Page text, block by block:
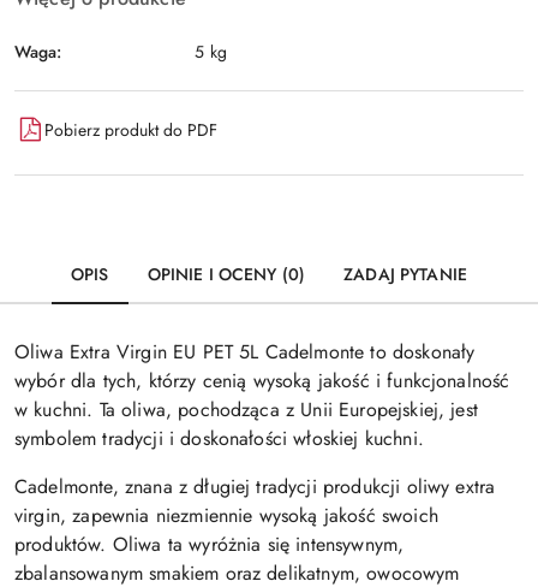
Waga: 5 kg
Pobierz produkt do PDF
OPIS OPINIE I OCENY (0) ZADAJ PYTANIE
Oliwa Extra Virgin EU PET 5L Cadelmonte to doskonały
wybór dla tych, którzy cenią wysoką jakość i funkcjonalność
w kuchni. Ta oliwa, pochodząca z Unii Europejskiej, jest
symbolem tradycji i doskonałości włoskiej kuchni.
Cadelmonte, znana z długiej tradycji produkcji oliwy extra
virgin, zapewnia niezmiennie wysoką jakość swoich
produktów. Oliwa ta wyróżnia się intensywnym,
zbalansowanym smakiem oraz delikatnym, owocowym